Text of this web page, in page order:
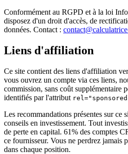
Conformément au RGPD et à la loi
disposez d'un droit d'accès, de
données. Contact :
Liens d'affiliation
Ce site contient des liens d'affiliation
vous ouvrez un compte via ces liens,
commission, sans coût supplémentaire
identifiés par l'attribut
Les recommandations présentes sur ce
conseils en investissement. Tout
de perte en capital. 61% des comptes
ce fournisseur. Vous ne perdrez jamais
dans chaque position.